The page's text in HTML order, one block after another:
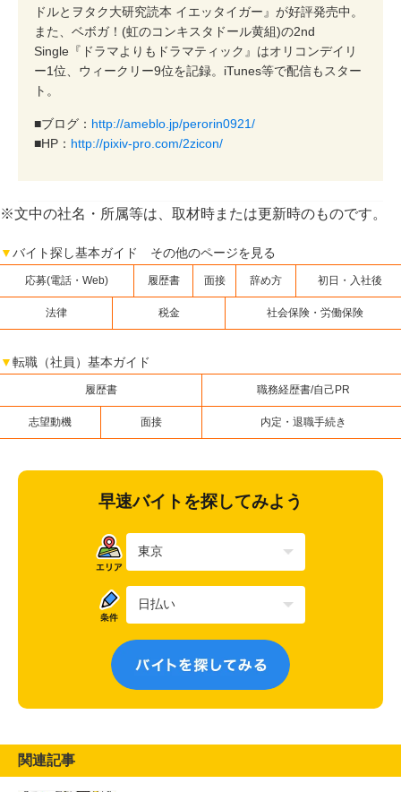
ドルとヲタク大研究読本 イエッタイガー』が好評発売中。
また、ベボガ！(虹のコンキスタドール黄組)の2nd
Single『ドラマよりもドラマティック』はオリコンデイリ
ー1位、ウィークリー9位を記録。iTunes等で配信もスター
ト。
■ブログ： http://ameblo.jp/perorin0921/
■HP： http://pixiv-pro.com/2zicon/
※文中の社名・所属等は、取材時または更新時のものです。
▼バイト探し基本ガイド その他のページを見る
応募(電話・Web) 履歴書 面接 辞め方 初日・入社後
法律 税金 社会保険・労働保険
▼転職（社員）基本ガイド
履歴書 職務経歴書/自己PR
志望動機 面接 内定・退職手続き
早速バイトを探してみよう
関連記事